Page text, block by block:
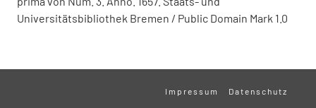
Universitätsbibliothek Bremen / Public Domain Mark 1.0
Impressum Datenschutz